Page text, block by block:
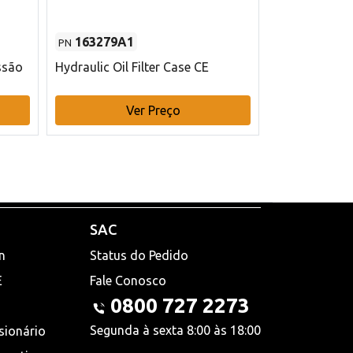
PN 163279A1
Hydraulic Oil Filter Case CE
Ver Preço
SAC
Status do Pedido
Fale Conosco
0800 727 2273
Segunda à sexta 8:00 às 18:00